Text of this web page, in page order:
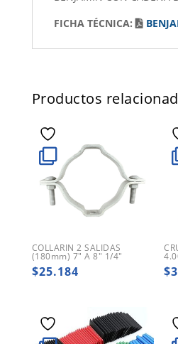
FICHA TÉCNICA:
Productos
COLLARIN 2 SALIDAS
(180mm) 7″ A 8″ 1/4″
$25.184 $